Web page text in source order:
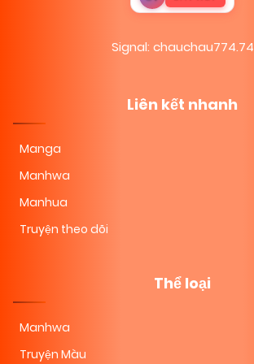
07/11/2025
Chapter 111
Signal: chauchau774.74
Liên kết nhanh
Manga
Manhwa
Manhua
Truyện theo dõi
Thể loại
Manhwa
Truyện Màu